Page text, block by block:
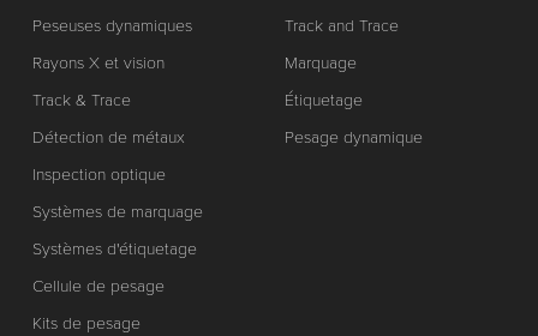
Peseuses dynamiques
Rayons X et vision
Track & Trace
Détection de métaux
Inspection optique
Systèmes de marquage
Systèmes d'étiquetage
Cellule de pesage
Kits de pesage
Track and Trace
Marquage
Étiquetage
Pesage dynamique